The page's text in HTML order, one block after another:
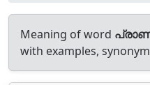
Meaning of word
with examples,